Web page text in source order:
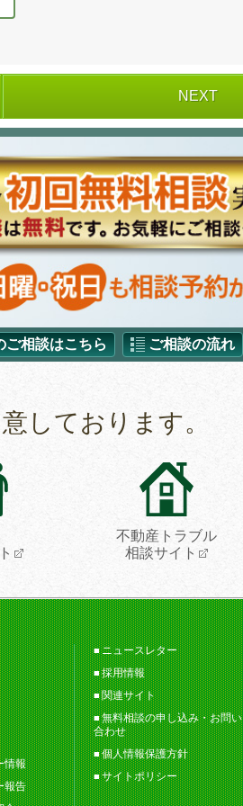
NEXT
ご相談はこちら ご相談の流れ
しております。
不動産トラブル
相談サイト
情報
報告
ニュースレター
採用情報
関連サイト
無料相談の申し込み・お問い
合わせ
個人情報保護方針
サイトポリシー